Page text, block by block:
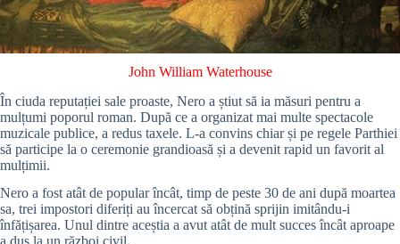
John William Waterhouse
În ciuda reputației sale proaste, Nero a știut să ia măsuri pentru a
mulțumi poporul roman. După ce a organizat mai multe spectacole
muzicale publice, a redus taxele. L-a convins chiar și pe regele Parthiei
să participe la o ceremonie grandioasă și a devenit rapid un favorit al
mulțimii.
Nero a fost atât de popular încât, timp de peste 30 de ani după moartea
sa, trei impostori diferiți au încercat să obțină sprijin imitându-i
înfățișarea. Unul dintre aceștia a avut atât de mult succes încât aproape
a dus la un război civil.